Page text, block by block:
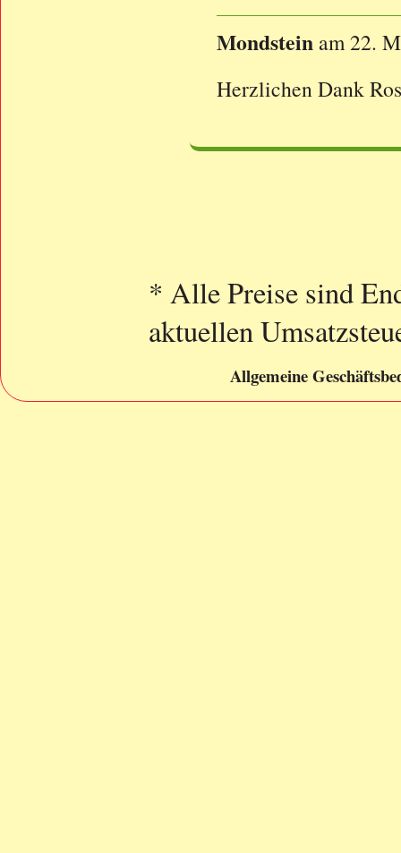
Mondstein am 22.
Herzlichen Dank
* Alle Preise sind
aktuellen
Allgemeine